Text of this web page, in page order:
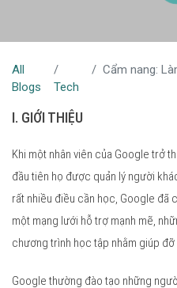
All
Blogs
Tech
Cẩm nang: Làm
I. GIỚI THIỆU
Khi một nhân viên của Google trở
đầu tiên họ được quản lý người
rất nhiều điều cần học, Google đã
một mạng lưới hỗ trợ mạnh mẽ,
chương trình học tập nhằm giúp đỡ
Google thường đào tạo những